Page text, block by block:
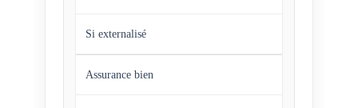
Si externalisé
Assurance bien